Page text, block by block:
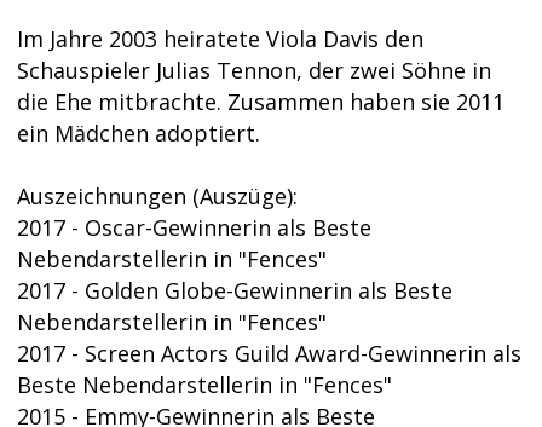
Im Jahre 2003 heiratete Viola Davis den
Schauspieler Julias Tennon, der zwei Söhne in
die Ehe mitbrachte. Zusammen haben sie 2011
ein Mädchen adoptiert.
Auszeichnungen (Auszüge):
2017 - Oscar-Gewinnerin als Beste
Nebendarstellerin in "Fences"
2017 - Golden Globe-Gewinnerin als Beste
Nebendarstellerin in "Fences"
2017 - Screen Actors Guild Award-Gewinnerin als
Beste Nebendarstellerin in "Fences"
2015 - Emmy-Gewinnerin als Beste